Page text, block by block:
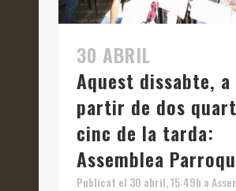
30 ABRIL
Aquest dissabte, a
partir de dos
cinc de la tarda:
Assemblea
Publicat el 30 abril, 15:49h a